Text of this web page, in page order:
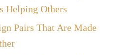
Helping Others
Pairs That Are Made